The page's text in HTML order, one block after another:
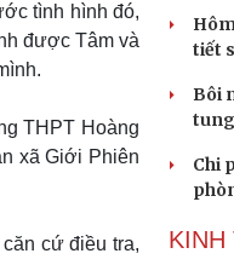
tình hình đó,
được Tâm và
THPT Hoàng
xã Giới Phiên
cứ điều tra,
tiết
Bôi
Chi
KINH